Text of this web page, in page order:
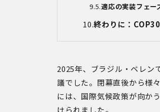
適応の実装フェー
終わりに： COP30
2025年、ブラジル・ベレン
議でした。閉幕直後から様々
には、国際気候政策が向か
けられました。